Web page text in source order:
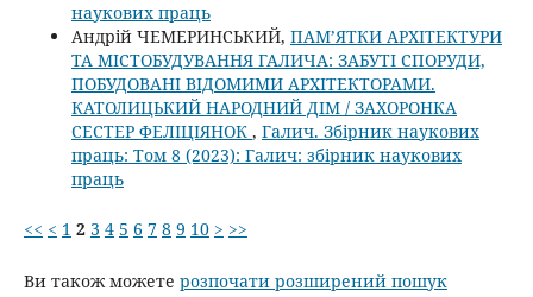
наукових праць
Андрій ЧЕМЕРИНСЬКИЙ, ПАМ’ЯТКИ АРХІТЕКТУРИ
ТА МІСТОБУДУВАННЯ ГАЛИЧА: ЗАБУТІ СПОРУДИ,
ПОБУДОВАНІ ВІДОМИМИ АРХІТЕКТОРАМИ.
КАТОЛИЦЬКИЙ НАРОДНИЙ ДІМ / ЗАХОРОНКА
СЕСТЕР ФЕЛІЦІЯНОК , Галич. Збірник наукових
праць: Том 8 (2023): Галич: збірник наукових
праць
<< < 1 2 3 4 5 6 7 8 9 10 > >>
Ви також можете розпочати розширений пошук